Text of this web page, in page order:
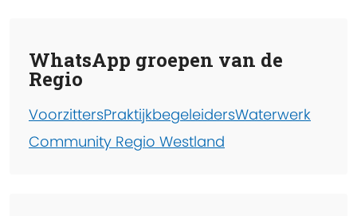
WhatsApp groepen van de
Regio
VoorzittersPraktijkbegeleidersWaterwerk
Community Regio Westland